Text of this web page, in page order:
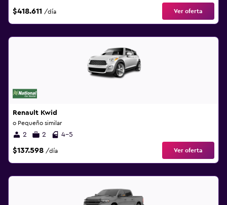
$418.611 /día Ver oferta
Renault Kwid
o Pequeño similar
2 2 4-5
$137.598 /día Ver oferta